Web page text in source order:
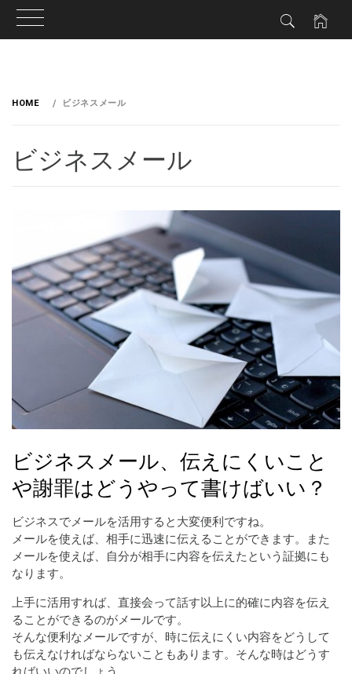
HOME ビジネスメール
ビジネスメール
ビジネスメール、伝えにくいこと
や謝罪はどうやって書けばいい？
ビジネスでメールを活用すると大変便利ですね。
メールを使えば、相手に迅速に伝えることができます。また
メールを使えば、自分が相手に内容を伝えたという証拠にも
なります。
上手に活用すれば、直接会って話す以上に的確に内容を伝え
ることができるのがメールです。
そんな便利なメールですが、時に伝えにくい内容をどうして
も伝えなければならないこともあります。そんな時はどうす